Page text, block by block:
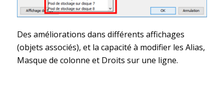
Des améliorations dans différents affichages
(objets associés), et la capacité à modifier les Alias,
Masque de colonne et Droits sur une ligne.